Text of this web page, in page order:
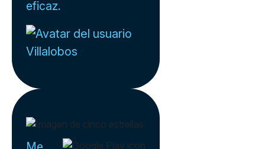
eficaz.
Villalobos